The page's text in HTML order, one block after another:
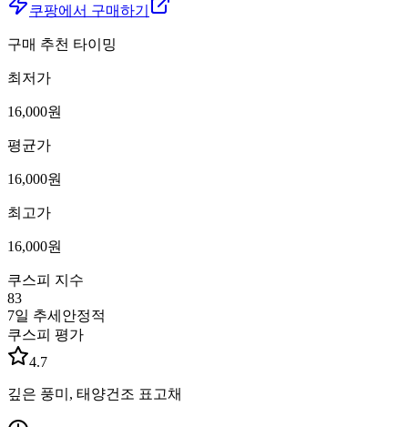
쿠팡에서 구매하기
구매 추천 타이밍
최저가
16,000원
평균가
16,000원
최고가
16,000원
쿠스피 지수
83
7일 추세 안정적
쿠스피 평가
4.7
깊은 풍미, 태양건조 표고채